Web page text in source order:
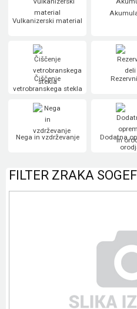
Vulkanizerski material
Čiščenje
vetrobranskega stekla
Nega in vzdrževanje
Dodatna
FILTER ZRAKA